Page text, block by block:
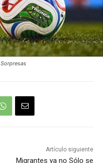
Artículo siguiente
Migrantes ya no Sólo se